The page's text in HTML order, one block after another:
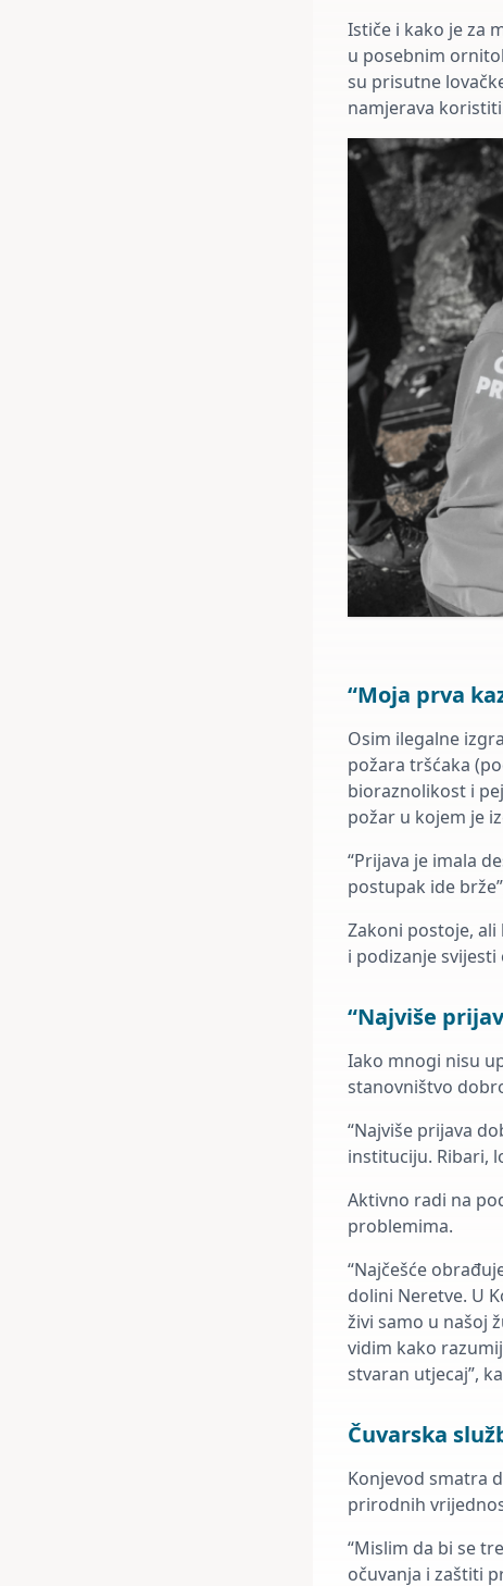
Ističe i kako je za
u posebnim
su prisutne
namjerava
“Moja prva
Osim ilegalne
požara tršćaka
bioraznolikost i
požar u kojem je
“Prijava je imala
postupak ide
Zakoni postoje, ali
i podizanje
“Najviše
Iako mnogi nisu
stanovništvo
“Najviše prijava
instituciju. Ribari,
Aktivno radi na
problemima.
“Najčešće
dolini Neretve. U
živi samo u našoj
vidim kako
stvaran utjecaj”,
Čuvarska
Konjevod smatra
prirodnih
“Mislim da bi se
očuvanja i zaštiti